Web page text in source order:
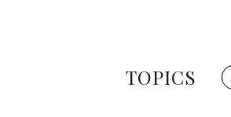
TOPICS